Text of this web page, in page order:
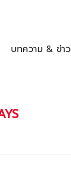
บทความ & ข่า